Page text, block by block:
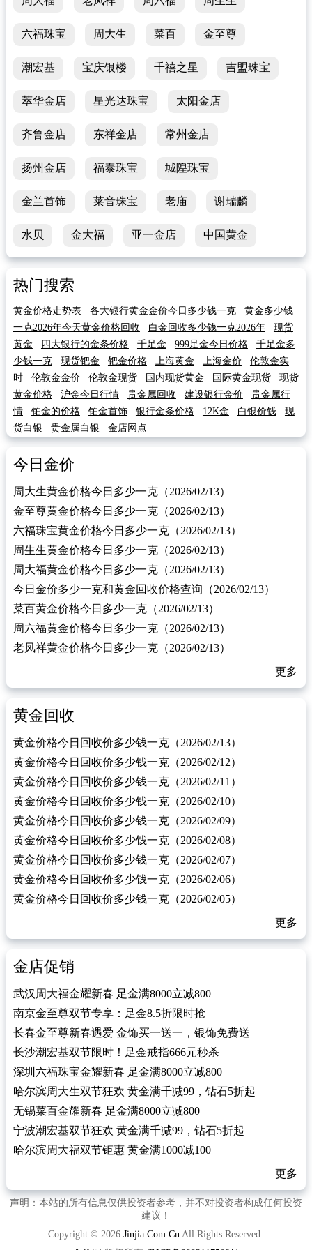
六福珠宝 周大生 菜百 金至尊
潮宏基 宝庆银楼 千禧之星 吉盟珠宝
萃华金店 星光达珠宝 太阳金店
齐鲁金店 东祥金店 常州金店
扬州金店 福泰珠宝 城隍珠宝
金兰首饰 莱音珠宝 老庙 谢瑞麟
水贝 金大福 亚一金店 中国黄金
热门搜索
黄金价格走势表 各大银行黄金金价今日多少钱一克
黄金多少钱
一克2026年今天黄金价格回收
白金回收多少钱一克2026年
现货
黄金
四大银行的金条价格 千足金 999足金今日价格
千足金多
少钱一克
现货钯金 钯金价格 上海黄金 上海金价
伦敦金实
时
伦敦金金价 伦敦金现货 国内现货黄金 国际黄金现货
现货
黄金价格
沪金今日行情 贵金属回收 建设银行金价
贵金属行
情
铂金的价格 铂金首饰 银行金条价格 12K金 白银价钱
现
货白银
贵金属白银 金店网点
今日金价
周大生黄金价格今日多少一克（2026/02/13）
金至尊黄金价格今日多少一克（2026/02/13）
六福珠宝黄金价格今日多少一克（2026/02/13）
周生生黄金价格今日多少一克（2026/02/13）
周大福黄金价格今日多少一克（2026/02/13）
今日金价多少一克和黄金回收价格查询（2026/02/13）
菜百黄金价格今日多少一克（2026/02/13）
周六福黄金价格今日多少一克（2026/02/13）
老凤祥黄金价格今日多少一克（2026/02/13）
更多
黄金回收
黄金价格今日回收价多少钱一克（2026/02/13）
黄金价格今日回收价多少钱一克（2026/02/12）
黄金价格今日回收价多少钱一克（2026/02/11）
黄金价格今日回收价多少钱一克（2026/02/10）
黄金价格今日回收价多少钱一克（2026/02/09）
黄金价格今日回收价多少钱一克（2026/02/08）
黄金价格今日回收价多少钱一克（2026/02/07）
黄金价格今日回收价多少钱一克（2026/02/06）
黄金价格今日回收价多少钱一克（2026/02/05）
更多
金店促销
武汉周大福金耀新春 足金满8000立减800
南京金至尊双节专享：足金8.5折限时抢
长春金至尊新春遇爱 金饰买一送一，银饰免费送
长沙潮宏基双节限时！足金戒指666元秒杀
深圳六福珠宝金耀新春 足金满8000立减800
哈尔滨周大生双节狂欢 黄金满千减99，钻石5折起
无锡菜百金耀新春 足金满8000立减800
宁波潮宏基双节狂欢 黄金满千减99，钻石5折起
哈尔滨周大福双节钜惠 黄金满1000减100
更多
声明：本站的所有信息仅供投资者参考，并不对投资者构成任何投资
建议！
Copyright © 2026Jinjia.Com.Cn All Rights Reserved.